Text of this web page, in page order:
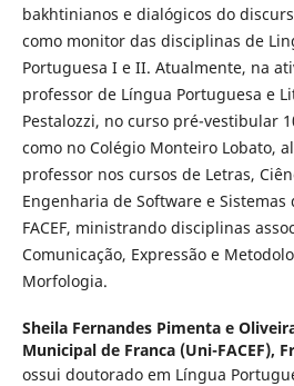
bakhtinianos e dialógicos do
como monitor das disciplinas de
Portuguesa I e II. Atualmente, na
professor de Língua Portuguesa e
Pestalozzi, no curso pré-vestibular
como no Colégio Monteiro Lobato,
professor nos cursos de Letras,
Engenharia de Software e
FACEF, ministrando disciplinas
Comunicação, Expressão e
Morfologia.
Sheila Fernandes Pimenta e
Municipal de Franca (Uni-FACEF),
ossui doutorado em Língua